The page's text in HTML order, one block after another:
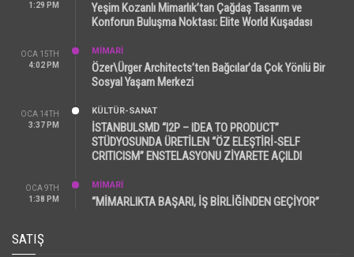
1:29 PM
Yeşim Kozanlı Mimarlık’tan Çağdaş Tasarım ve
Konforun Buluşma Noktası: Elite World Kuşadası
OCA 15TH
4:02 PM
MİMARİ
Özer\Ürger Architects’ten Bağcılar’da Çok Yönlü Bir
Sosyal Yaşam Merkezi
OCA 14TH
3:37 PM
KÜLTÜR-SANAT
İSTANBULSMD “I2P – IDEA TO PRODUCT”
STÜDYOSUNDA ÜRETİLEN “ÖZ ELEŞTİRİ-SELF
CRITICISM” ENSTELASYONU ZİYARETE AÇILDI
OCA 9TH
1:38 PM
MİMARİ
“MİMARLIKTA BAŞARI, İŞ BİRLİĞİNDEN GEÇİYOR”
SATIŞ